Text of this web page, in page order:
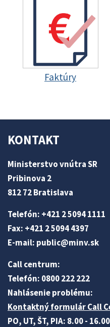
Faktúry
KONTAKT
Ministerstvo vnútra SR
Pribinova 2
812 72 Bratislava
Telefón: +421 2 5094 1111
Fax: +421 2 5094 4397
E-mail: public@minv.sk
Call centrum:
Telefón: 0800 222 222
Nahlásenie problému:
Kontaktný formulár Call
PO, UT, ŠT, PIA: 8.00 - 16.00